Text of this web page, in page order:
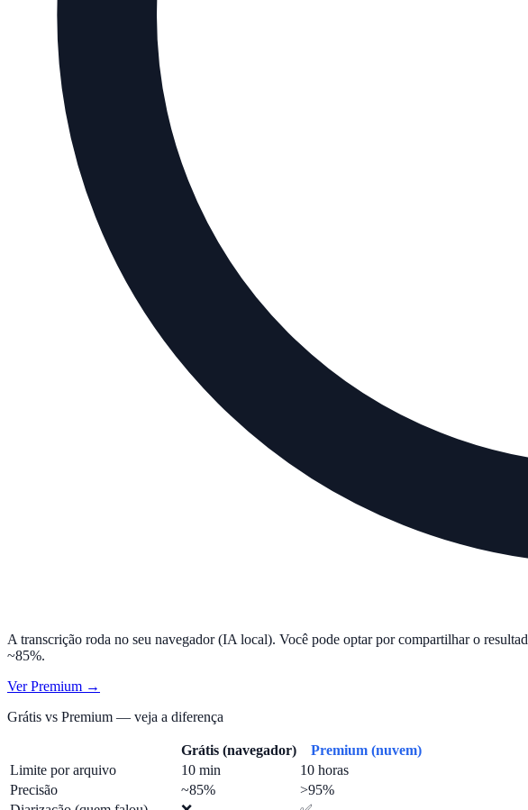
A transcrição roda no seu navegador (IA local). Você pode optar por compartilhar o
~85%.
Ver Premium →
Grátis vs Premium — veja a diferença
Grátis (navegador)
Premium (nuvem)
Limite por arquivo
10 min
10 horas
Precisão
~85%
>95%